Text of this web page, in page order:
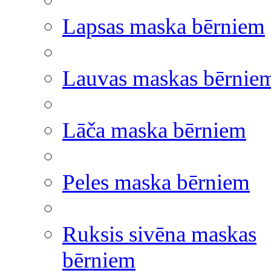
Lapsas maska bērniem
Lauvas maskas
Lāča maska bērniem
Peles maska bērniem
Ruksis sivēna maskas
bērniem